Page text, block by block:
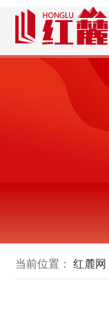
当前位置： 红麓网